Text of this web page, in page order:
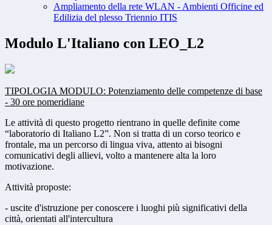
Ampliamento della rete WLAN - Ambienti Officine ed
Edilizia del plesso Triennio ITIS
Modulo L'Italiano con LEO_L2
TIPOLOGIA MODULO: Potenziamento delle competenze di base
- 30 ore pomeridiane
Le attività di questo progetto rientrano in quelle definite come
“laboratorio di Italiano L2”. Non si tratta di un corso teorico e
frontale, ma un percorso di lingua viva, attento ai bisogni
comunicativi degli allievi, volto a mantenere alta la loro
motivazione.
Attività proposte:
- uscite d'istruzione per conoscere i luoghi più significativi della
città, orientati all'intercultura